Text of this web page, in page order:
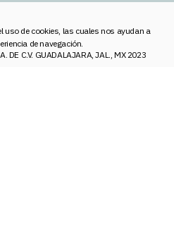
uso de cookies, las cuales nos ayudan a
de navegación.
DE C.V. GUADALAJARA, JAL., MX 2023